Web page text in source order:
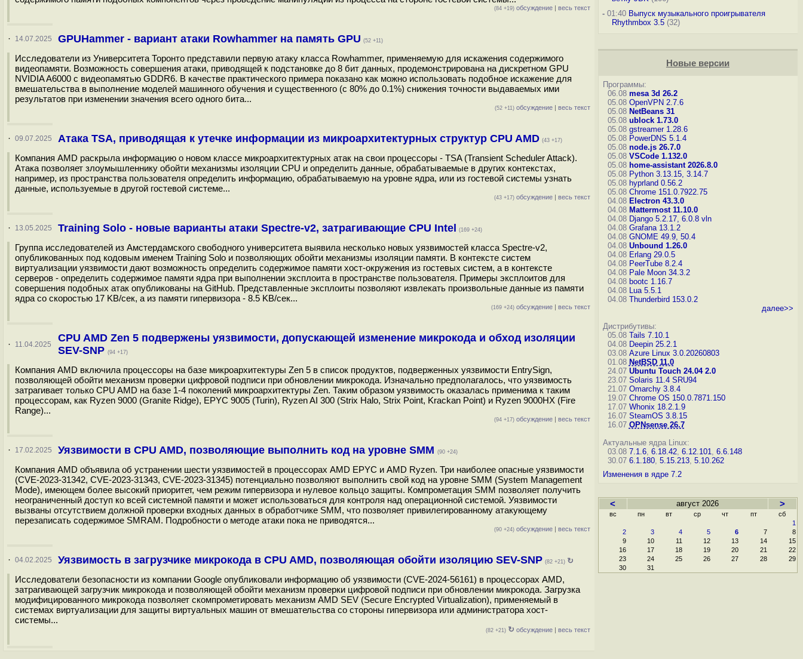
(84 +19) обсуждение | весь текст
· 14.07.2025 GPUHammer - вариант атаки Rowhammer на память GPU (52 +11)
Исследователи из Университета Торонто представили первую атаку класса Rowhammer, применяемую для искажения содержимого
видеопамяти. Возможность совершения атаки, приводящей к подстановке до 8 бит данных, продемонстрирована на дискретном GPU
NVIDIA A6000 с видеопамятью GDDR6. В качестве практического примера показано как можно использовать подобное искажение для
вмешательства в выполнение моделей машинного обучения и существенного (с 80% до 0.1%) снижения точности выдаваемых ими
результатов при изменении значения всего одного бита...
(52 +11) обсуждение | весь текст
· 09.07.2025 Атака TSA, приводящая к утечке информации из микроархитектурных структур CPU AMD (43 +17)
Компания AMD раскрыла информацию о новом классе микроархитектурных атак на свои процессоры - TSA (Transient Scheduler Attack).
Атака позволяет злоумышленнику обойти механизмы изоляции CPU и определить данные, обрабатываемые в других контекстах,
например, из пространства пользователя определить информацию, обрабатываемую на уровне ядра, или из гостевой системы узнать
данные, используемые в другой гостевой системе...
(43 +17) обсуждение | весь текст
· 13.05.2025 Training Solo - новые варианты атаки Spectre-v2, затрагивающие CPU Intel (169 +24)
Группа исследователей из Амстердамского свободного университета выявила несколько новых уязвимостей класса Spectre-v2,
опубликованных под кодовым именем Training Solo и позволяющих обойти механизмы изоляции памяти. В контексте систем
виртуализации уязвимости дают возможность определить содержимое памяти хост-окружения из гостевых систем, а в контексте
серверов - определить содержимое памяти ядра при выполнении эксплоита в пространстве пользователя. Примеры эксплоитов для
совершения подобных атак опубликованы на GitHub. Представленные эксплоиты позволяют извлекать произвольные данные из памяти
ядра со скоростью 17 KB/сек, а из памяти гипервизора - 8.5 KB/сек...
(169 +24) обсуждение | весь текст
· 11.04.2025
CPU AMD Zen 5 подвержены уязвимости, допускающей изменение микрокода и обход изоляции
SEV-SNP (94 +17)
Компания AMD включила процессоры на базе микроархитектуры Zen 5 в список продуктов, подверженных уязвимости EntrySign,
позволяющей обойти механизм проверки цифровой подписи при обновлении микрокода. Изначально предполагалось, что уязвимость
затрагивает только CPU AMD на базе 1-4 поколений микроархитектуры Zen. Таким образом уязвимость оказалась применима к таким
процессорам, как Ryzen 9000 (Granite Ridge), EPYC 9005 (Turin), Ryzen AI 300 (Strix Halo, Strix Point, Krackan Point) и Ryzen 9000HX (Fire
Range)...
(94 +17) обсуждение | весь текст
· 17.02.2025 Уязвимости в CPU AMD, позволяющие выполнить код на уровне SMM (90 +24)
Компания AMD объявила об устранении шести уязвимостей в процессорах AMD EPYC и AMD Ryzen. Три наиболее опасные уязвимости
(CVE-2023-31342, CVE-2023-31343, CVE-2023-31345) потенциально позволяют выполнить свой код на уровне SMM (System Management
Mode), имеющем более высокий приоритет, чем режим гипервизора и нулевое кольцо защиты. Компрометация SMM позволяет получить
неограниченный доступ ко всей системной памяти и может использоваться для контроля над операционной системой. Уязвимости
вызваны отсутствием должной проверки входных данных в обработчике SMM, что позволяет привилегированному атакующему
перезаписать содержимое SMRAM. Подробности о методе атаки пока не приводятся...
(90 +24) обсуждение | весь текст
· 04.02.2025 Уязвимость в загрузчике микрокода в CPU AMD, позволяющая обойти изоляцию SEV-SNP (82 +21) ↻
Исследователи безопасности из компании Google опубликовали информацию об уязвимости (CVE-2024-56161) в процессорах AMD,
затрагивающей загрузчик микрокода и позволяющей обойти механизм проверки цифровой подписи при обновлении микрокода. Загрузка
модифицированного микрокода позволяет скомпрометировать механизм AMD SEV (Secure Encrypted Virtualization), применяемый в
системах виртуализации для защиты виртуальных машин от вмешательства со стороны гипервизора или администратора хост-
системы...
(82 +21) ↻ обсуждение | весь текст
-01:40 Выпуск музыкального проигрывателя
Rhythmbox 3.5(32)
Новые версии
Программы:
06.08 mesa 3d 26.2
05.08 OpenVPN 2.7.6
05.08 NetBeans 31
05.08 ublock 1.73.0
05.08 gstreamer 1.28.6
05.08 PowerDNS 5.1.4
05.08 node.js 26.7.0
05.08 VSCode 1.132.0
05.08 home-assistant 2026.8.0
05.08 Python 3.13.15, 3.14.7
05.08 hyprland 0.56.2
05.08 Chrome 151.0.7922.75
04.08 Electron 43.3.0
04.08 Mattermost 11.10.0
04.08 Django 5.2.17, 6.0.8 vln
04.08 Grafana 13.1.2
04.08 GNOME 49.9, 50.4
04.08 Unbound 1.26.0
04.08 Erlang 29.0.5
04.08 PeerTube 8.2.4
04.08 Pale Moon 34.3.2
04.08 bootc 1.16.7
04.08 Lua 5.5.1
04.08 Thunderbird 153.0.2
далее>>
Дистрибутивы:
05.08 Tails 7.10.1
04.08 Deepin 25.2.1
03.08 Azure Linux 3.0.20260803
01.08 NetBSD 11.0
24.07 Ubuntu Touch 24.04 2.0
23.07 Solaris 11.4 SRU94
21.07 Omarchy 3.8.4
19.07 Chrome OS 150.0.7871.150
17.07 Whonix 18.2.1.9
16.07 SteamOS 3.8.15
16.07 OPNsense 26.7
Актуальные ядра Linux:
03.08 7.1.6, 6.18.42, 6.12.101, 6.6.148
30.07 6.1.180, 5.15.213, 5.10.262
Изменения в ядре 7.2
< август 2026 >
вс пн вт ср чт пт
сб
1
2
3 4 5 6 7
8
9
10 11 12 13 14
15
16
17 18 19 20 21
22
23
24 25 26 27 28
29
30
31